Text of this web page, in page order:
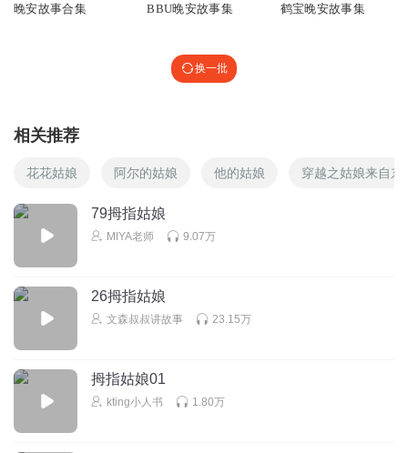
晚安故事合集 BBU晚安故事集 鹤宝晚安故事集
换一批
相关推荐
花花姑娘 阿尔的姑娘 他的姑娘 穿越之姑娘来自东
79拇指姑娘
MIYA老师 9.07万
26拇指姑娘
文森叔叔讲故事 23.15万
拇指姑娘01
kting小人书 1.80万